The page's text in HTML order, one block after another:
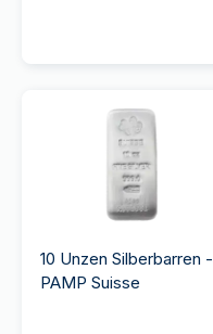
10 Unzen Silberbarren -
PAMP Suisse